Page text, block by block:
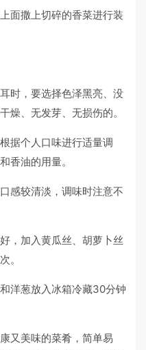
面撒上切碎的香菜进行装
时，要选择色泽黑亮、没
燥、无发芽、无损伤的。
据个人口味进行适量调
香油的用量。
感较清淡，调味时注意不
，加入黄瓜丝、胡萝卜丝
。
洋葱放入冰箱冷藏30分钟
又美味的菜肴，简单易